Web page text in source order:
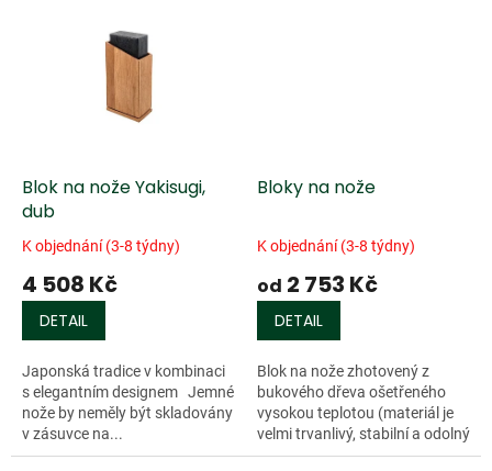
Blok na nože Yakisugi,
dub
K objednání (3-8 týdny)
4 508 Kč
DETAIL
Japonská tradice v kombinaci
s elegantním designem Jemné
nože by neměly být skladovány
v zásuvce na...
Bloky na nože
K objednání (3-8 týdny)
od 2 753 Kč
DETAIL
Blok na nože zhotovený z
bukového dřeva ošetřeného
vysokou teplotou (materiál je
velmi trvanlivý, stabilní a odolný
proti...